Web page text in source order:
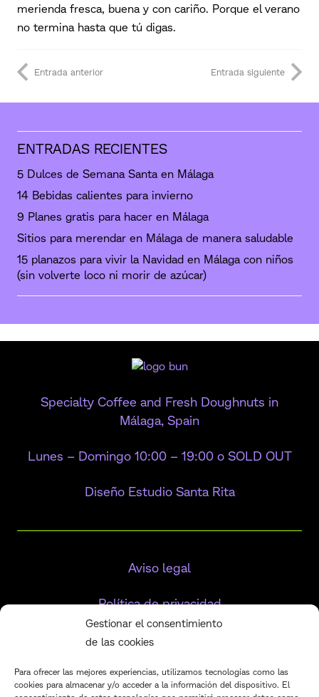
Gestionar el consentimiento
de las cookies
Para ofrecer las mejores experiencias, utilizamos tecnologías como las
cookies para almacenar y/o acceder a la información del dispositivo. El
merienda fresca, buena y con cariño. Porque el verano
no termina hasta que tú digas.
Entrada anterior Entrada siguiente
ENTRADAS RECIENTES
5 Dulces de Semana Santa en Málaga
14 Bebidas calientes para invierno
9 Planes gratis para hacer en Málaga
Sitios para merendar en Málaga de manera saludable
15 planazos para vivir la Navidad en Málaga con niños
(sin volverte loco ni morir de azúcar)
Specialty Coffee and Fresh Doughnuts in
Málaga, Spain
Lunes – Domingo 10:00 – 19:00 o SOLD OUT
Diseño Estudio Santa Rita
Aviso legal
Política de privacidad
Política de cookies